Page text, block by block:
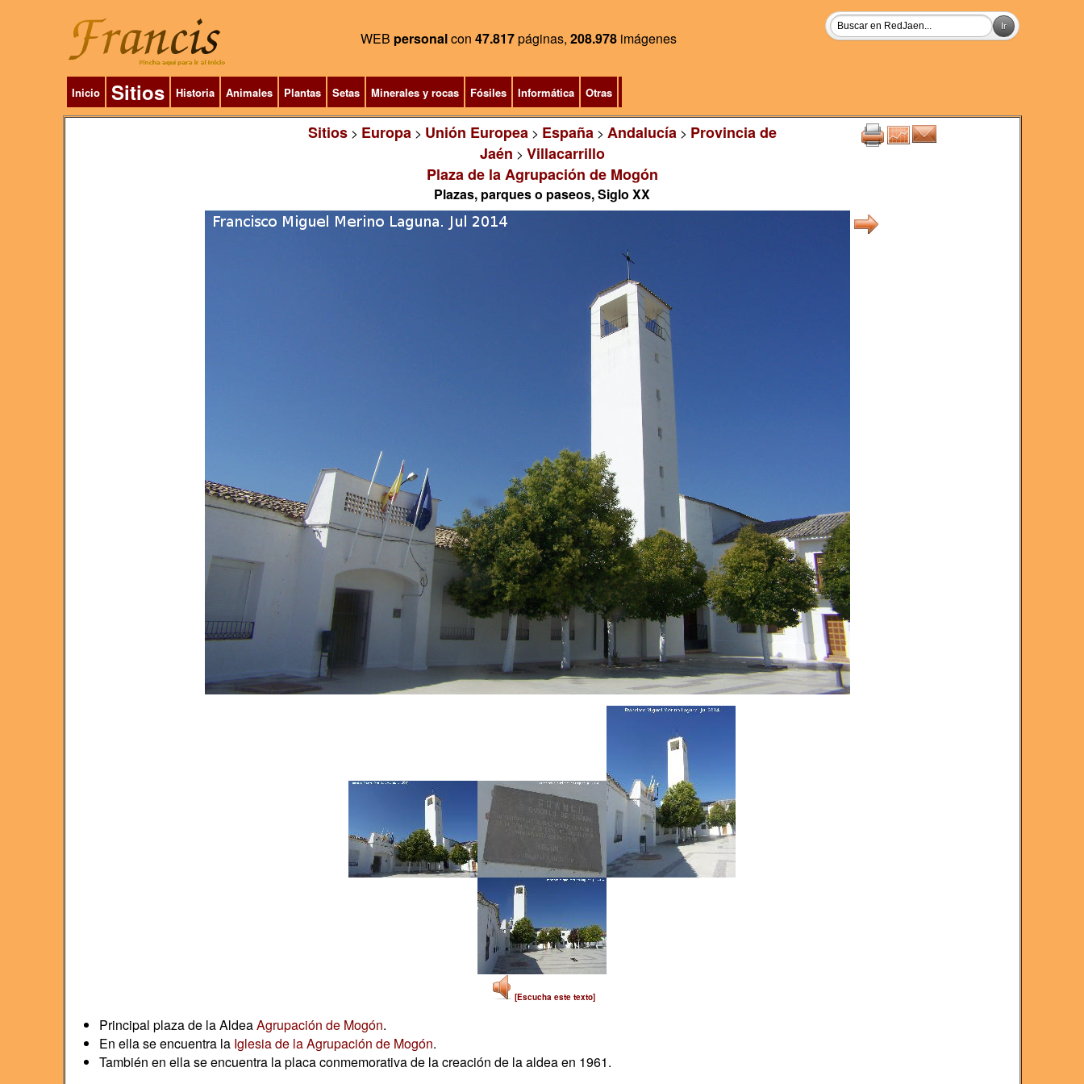
WEB personalcon 47.817páginas, 208.978 imágenes
Inicio Sitios Historia Animales Plantas Setas Minerales y rocas Fósiles Informática Otras
Sitios> Europa> Unión Europea> España> Andalucía> Provincia de
Jaén > Villacarrillo
Plaza de la Agrupación de Mogón
Plazas, parques o paseos, Siglo XX
[Escucha este texto]
Principal plaza de la AldeaAgrupación de Mogón.
En ella se encuentra la Iglesia de la Agrupación de Mogón.
También en ella se encuentra la placa conmemorativa de la creación de la aldea en 1961.